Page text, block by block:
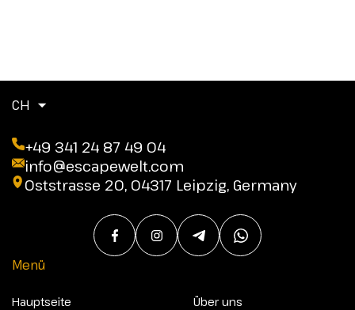
CH
+49 341 24 87 49 04
info@escapewelt.com
Oststrasse 20, 04317 Leipzig, Germany
Menü
Hauptseite
Über uns